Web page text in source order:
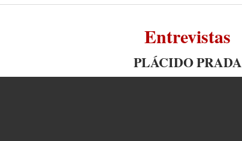
Entrevistas
PLÁCIDO PRADA